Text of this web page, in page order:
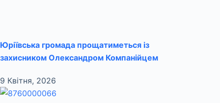
Юріївська громада прощатиметься із
захисником Олександром Компанійцем
9 Квітня, 2026